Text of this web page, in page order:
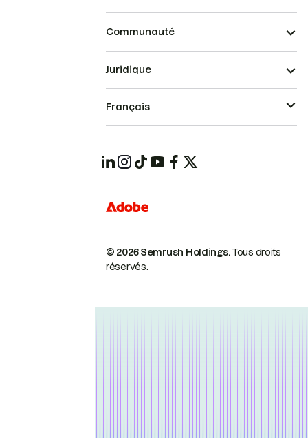
Communauté
© 2026 Semrush Holdings.Tous droits
réservés.
Juridique
Français